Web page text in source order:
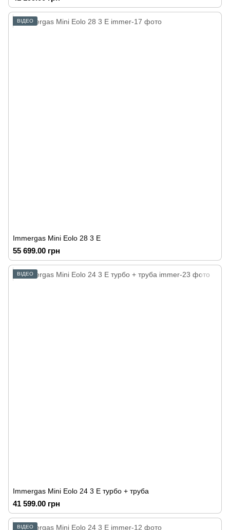
ВІДЕО
Immergas Mini Eolo 28 3 E
55 699.00 грн
ВІДЕО
Immergas Mini Eolo 24 3 E турбо + труба
41 599.00 грн
ВІДЕО